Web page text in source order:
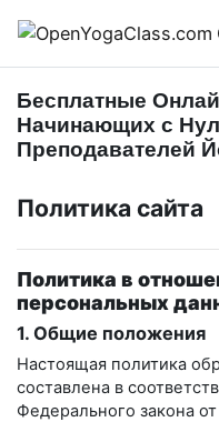
Бесплатные
Начинающих с
Преподавателей
Политика сайта
Политика в
персональных
1. Общие положения
Настоящая политика
составлена в
Федерального закона